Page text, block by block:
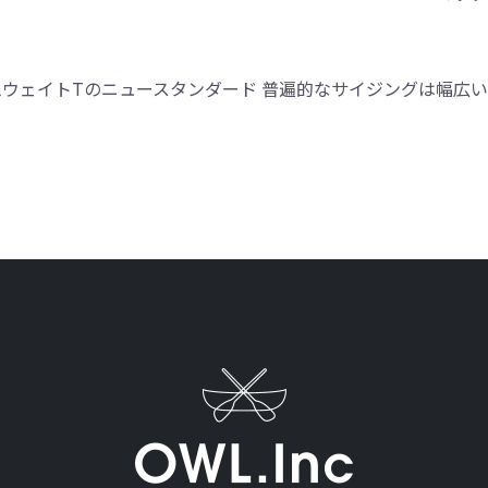
ェイトTのニュースタンダード 普遍的なサイジングは幅広